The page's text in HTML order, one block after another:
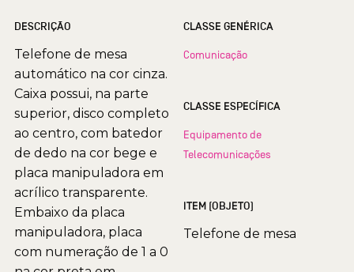
DESCRIÇÃO
Telefone de mesa
automático na cor cinza.
Caixa possui, na parte
superior, disco completo
ao centro, com batedor
de dedo na cor bege e
placa manipuladora em
acrílico transparente.
Embaixo da placa
manipuladora, placa
com numeração de 1 a 0
CLASSE GENÉRICA
Comunicação
CLASSE ESPECÍFICA
Equipamento de
Telecomunicações
ITEM (OBJETO)
Telefone de mesa